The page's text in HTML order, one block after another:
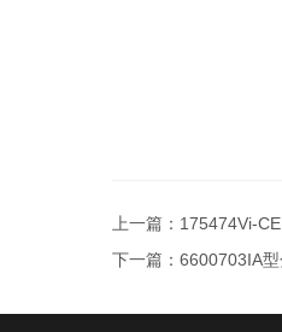
上一篇： 175474Vi-
下一篇： 6600703IA